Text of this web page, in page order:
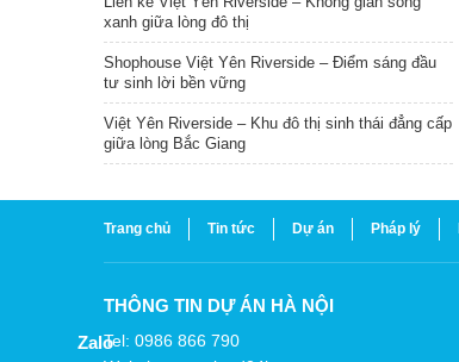
xanh giữa lòng đô thị
Shophouse Việt Yên Riverside – Điểm sáng đầu
tư sinh lời bền vững
Việt Yên Riverside – Khu đô thị sinh thái đẳng cấp
giữa lòng Bắc Giang
Trang chủ Tin tức Dự án Pháp lý
THÔNG TIN DỰ ÁN HÀ NỘI
Tel: 0986 866 790
Zalo